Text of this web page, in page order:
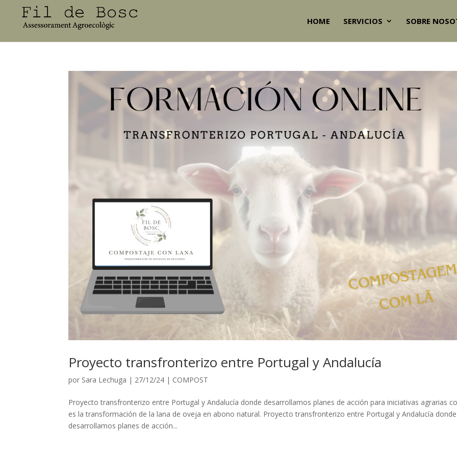
HOME SERVICIOS SOBRE
Proyecto transfronterizo entre Portugal y Andalucía
por Sara Lechuga | 27/12/24 | COMPOST
Proyecto transfronterizo entre Portugal y Andalucía donde desarrollamos planes de acción para iniciativas agrarias
es la transformación de la lana de oveja en abono natural. Proyecto transfronterizo entre Portugal y Andalucía donde
desarrollamos planes de acción...